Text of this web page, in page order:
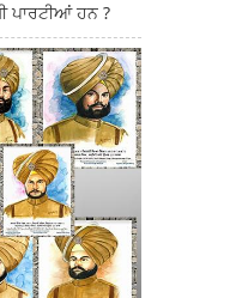
ਪਾਰਟੀਆਂ ਹਨ ?